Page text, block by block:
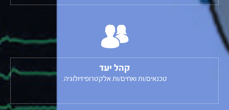
קהל יעד
טכנאים/ות ואחים/ות אלקטרופיזיולוגיה.